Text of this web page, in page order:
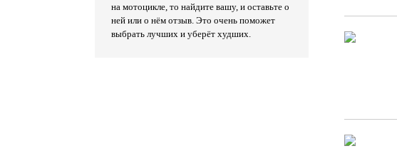
на мотоцикле, то найдите вашу, и оставьте о
ней или о нём отзыв. Это очень поможет
выбрать лучших и уберёт худших.